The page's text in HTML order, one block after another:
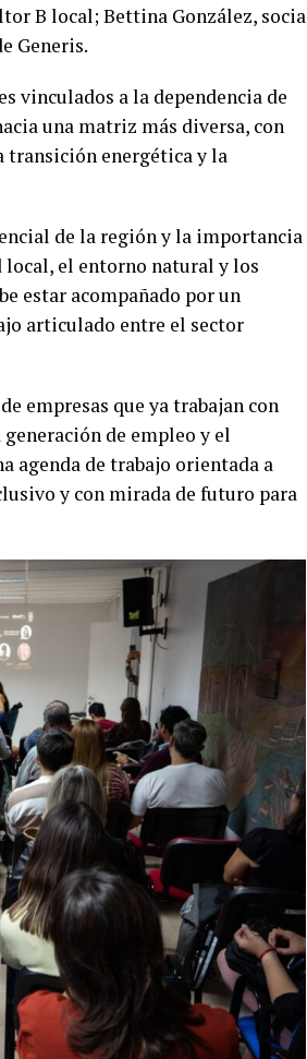
B local; Bettina González, socia
Generis.
vinculados a la dependencia de
una matriz más diversa, con
transición energética y la
de la región y la importancia
el entorno natural y los
estar acompañado por un
articulado entre el sector
empresas que ya trabajan con
de empleo y el
agenda de trabajo orientada a
y con mirada de futuro para